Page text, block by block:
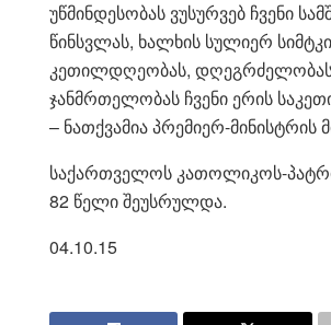
უწმინდესობას ვუსურვებ ჩვენი
წინსვლას, ხალხის სულიერ
კეთილდღეობას,
ჯანმრთელობას ჩვენი ერის
– ნათქვამია პრემიერ-მინისტრის
საქართველოს კათოლიკოს-
82 წელი შეუსრულდა.
04.10.15